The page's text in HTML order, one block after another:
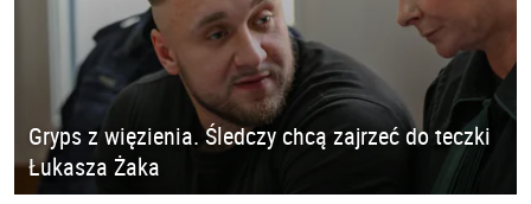
Gryps z więzienia. Śledczy chcą zajrzeć do teczki
Łukasza Żaka